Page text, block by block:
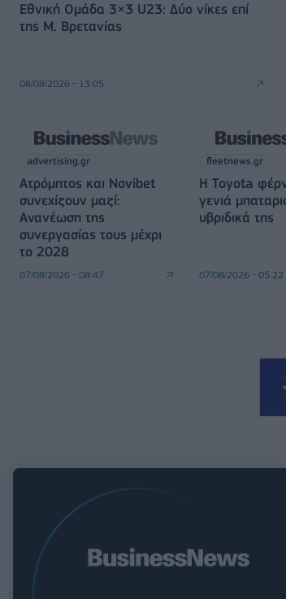
Εθνική Ομάδα 3×3 U23: Δύο νίκες επί
της Μ. Βρετανίας
08/08/2026 - 13:05
advertising.gr
Ατρόμητος και Novibet
συνεχίζουν μαζί:
Ανανέωση της
συνεργασίας τους μέχρι
το 2028
07/08/2026 - 08:47
fleetnews.gr
Η Toyota
γενιά
υβριδικά της
07/08/2026 - 05:22